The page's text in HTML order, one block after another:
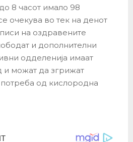
8 часот имало 98
очекува во тек на денот
на оздравените
и дополнителни
одделенија имаат
и можат да згрижат
од кислородна